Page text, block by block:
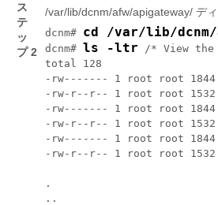
ス
テ
ッ
プ 2
/var/lib/dcnm/afw/apigateway/ デ
dcnm# cd /var/lib/dcnm/
dcnm# ls -ltr /* View
total 128
-rw------- 1 root root 1844
-rw-r--r-- 1 root root 1532
-rw------- 1 root root 1844
-rw-r--r-- 1 root root 1532
-rw------- 1 root root 1844
-rw-r--r-- 1 root root 1532
.
..